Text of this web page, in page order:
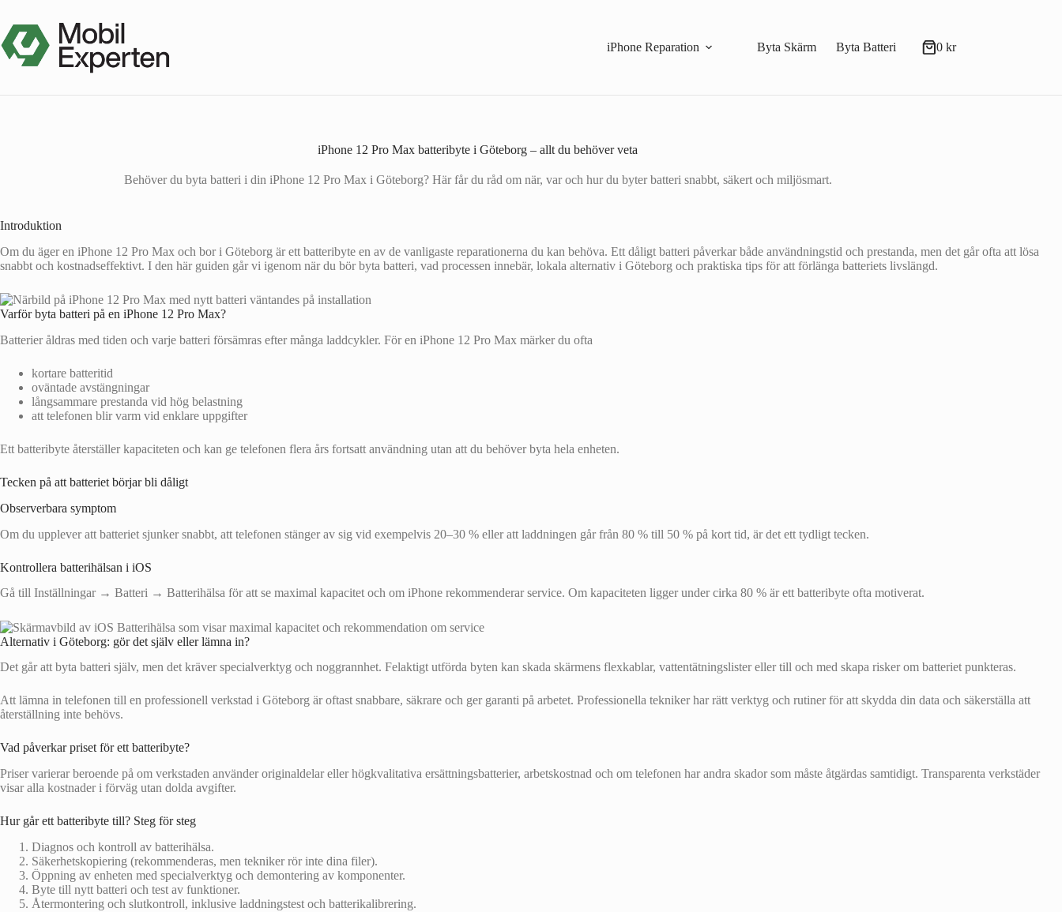
innehåll
iPhone Reparation
Byta Skärm Byta Batteri Varukorg
0 kr
iPhone 12 Pro Max batteribyte i Göteborg – allt du behöver veta
Behöver du byta batteri i din iPhone 12 Pro Max i Göteborg? Här får du råd om när, var och hur du byter batteri snabbt, säkert och miljösmart.
Introduktion
Om du äger en iPhone 12 Pro Max och bor i Göteborg är ett batteribyte en av de vanligaste reparationerna du kan behöva. Ett dåligt batteri påverkar både användningstid och prestanda, men det går ofta att lösa
snabbt och kostnadseffektivt. I den här guiden går vi igenom när du bör byta batteri, vad processen innebär, lokala alternativ i Göteborg och praktiska tips för att förlänga batteriets livslängd.
Varför byta batteri på en iPhone 12 Pro Max?
Batterier åldras med tiden och varje batteri försämras efter många laddcykler. För en iPhone 12 Pro Max märker du ofta
kortare batteritid
oväntade avstängningar
långsammare prestanda vid hög belastning
att telefonen blir varm vid enklare uppgifter
Ett batteribyte återställer kapaciteten och kan ge telefonen flera års fortsatt användning utan att du behöver byta hela enheten.
Tecken på att batteriet börjar bli dåligt
Observerbara symptom
Om du upplever att batteriet sjunker snabbt, att telefonen stänger av sig vid exempelvis 20–30 % eller att laddningen går från 80 % till 50 % på kort tid, är det ett tydligt tecken.
Kontrollera batterihälsan i iOS
Gå till Inställningar → Batteri → Batterihälsa för att se maximal kapacitet och om iPhone rekommenderar service. Om kapaciteten ligger under cirka 80 % är ett batteribyte ofta motiverat.
Alternativ i Göteborg: gör det själv eller lämna in?
Det går att byta batteri själv, men det kräver specialverktyg och noggrannhet. Felaktigt utförda byten kan skada skärmens flexkablar, vattentätningslister eller till och med skapa risker om batteriet punkteras.
Att lämna in telefonen till en professionell verkstad i Göteborg är oftast snabbare, säkrare och ger garanti på arbetet. Professionella tekniker har rätt verktyg och rutiner för att skydda din data och säkerställa att
återställning inte behövs.
Vad påverkar priset för ett batteribyte?
Priser varierar beroende på om verkstaden använder originaldelar eller högkvalitativa ersättningsbatterier, arbetskostnad och om telefonen har andra skador som måste åtgärdas samtidigt. Transparenta verkstäder
visar alla kostnader i förväg utan dolda avgifter.
Hur går ett batteribyte till? Steg för steg
Diagnos och kontroll av batterihälsa.
Säkerhetskopiering (rekommenderas, men tekniker rör inte dina filer).
Öppning av enheten med specialverktyg och demontering av komponenter.
Byte till nytt batteri och test av funktioner.
Återmontering och slutkontroll, inklusive laddningstest och batterikalibrering.